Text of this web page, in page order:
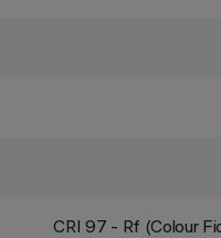
CRI97 - Rf (Colour